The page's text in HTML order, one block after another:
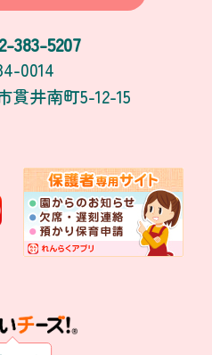
383-5207
0014
貫井南町5-12-15